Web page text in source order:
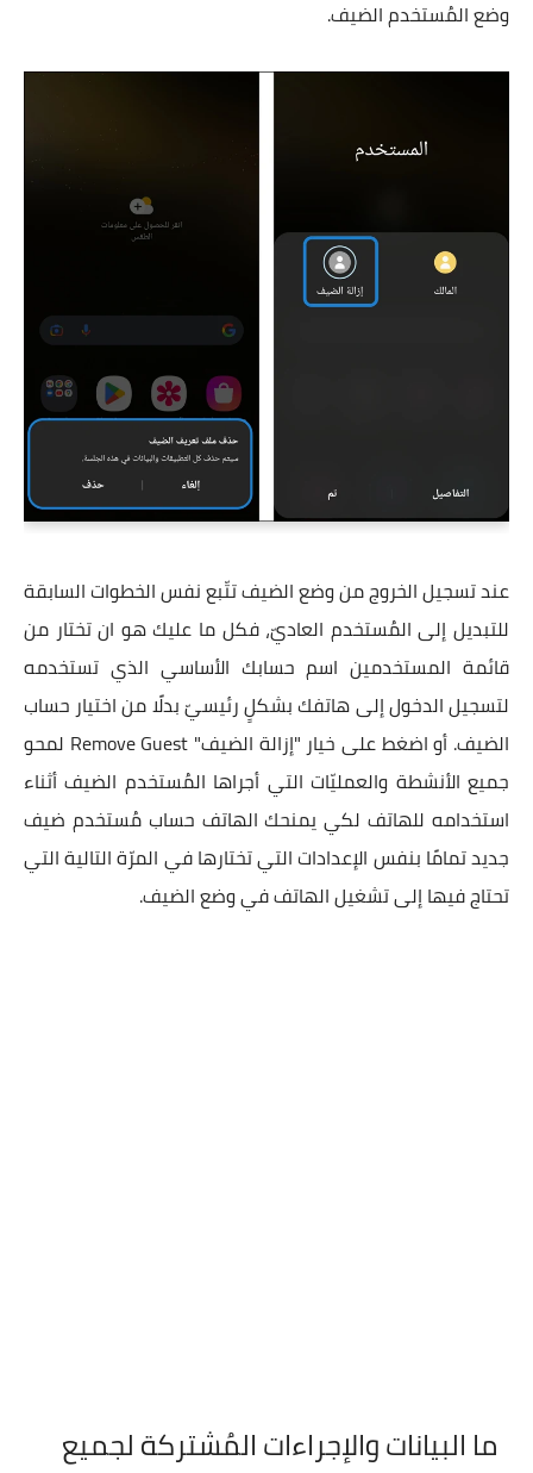
وضع المُستخدم الضيف.
عند تسجيل الخروج من وضع الضيف تتّبع نفس الخطوات السابقة
للتبديل إلى المُستخدم العاديّ، فكل ما عليك هو ان تختار من
قائمة المستخدمين اسم حسابك الأساسي الذي تستخدمه
لتسجيل الدخول إلى هاتفك بشكلٍ رئيسيّ بدلًا من اختيار حساب
الضيف. أو اضغط على خيار "إزالة الضيف" Remove Guest لمحو
جميع الأنشطة والعمليّات التي أجراها المُستخدم الضيف أثناء
استخدامه للهاتف لكي يمنحك الهاتف حساب مُستخدم ضيف
جديد تمامًا بنفس الإعدادات التي تختارها في المرّة التالية التي
تحتاج فيها إلى تشغيل الهاتف في وضع الضيف.
ما البيانات والإجراءات المُشتركة لجميع